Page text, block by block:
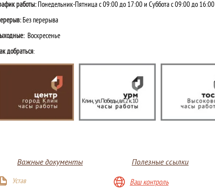
работы:Понедельник-Пятница с 09:00 до 17:00 и Суббота с 09:00 до 16:00
Без перерыва
Воскресенье
добраться:
Важные документы
Устав
Полезные ссылки
Ваш контроль